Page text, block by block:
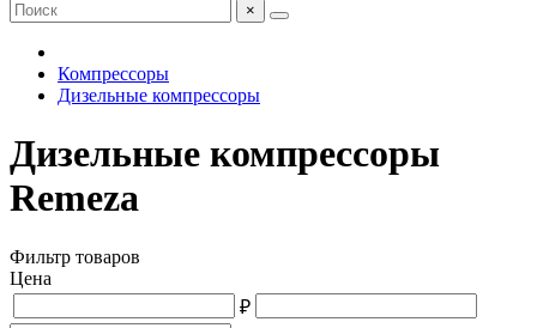
×
Компрессоры
Дизельные компрессоры
Дизельные компрессоры
Remeza
Фильтр товаров
Цена
₽